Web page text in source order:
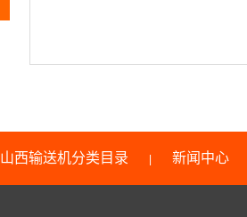
山西输送机分类目录 | 新闻中心